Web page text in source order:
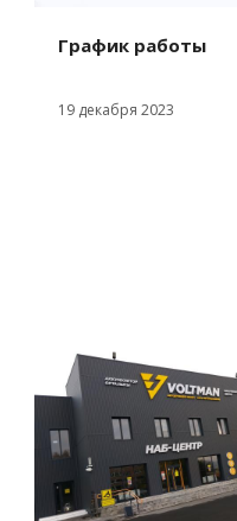
График работы
19 декабря 2023